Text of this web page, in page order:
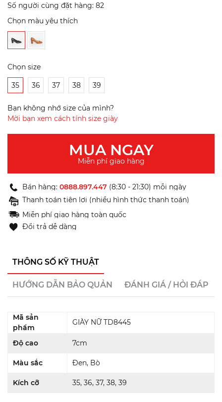
Số người cùng đặt hàng: 82
Chọn màu yêu thích
Chọn size
35 36 37 38 39
Bạn không nhớ size của mình?
Mời bạn xem cách tính size giày
MUA NGAY
Miễn phí giao hàng
Bán hàng: 0888.897.447 (8:30 - 21:30) mỗi ngày
Thanh toán tiện lợi (nhiều hình thức thanh toán)
Miễn phí giao hàng toàn quốc
Đổi trả dễ dàng
THÔNG SỐ KỸ THUẬT
HƯỚNG DẪN BẢO QUẢN ĐÁNH GIÁ / HỎI ĐÁP
Mã sản
phẩm
GIÀY NỮ TD8445
Độ cao 7cm
Màu sắc Đen, Bò
Kích cỡ 35, 36, 37, 38, 39